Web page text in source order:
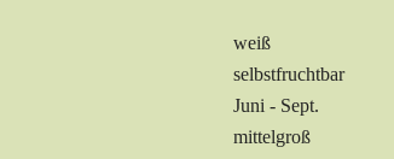
weiß
selbstfruchtbar
Juni - Sept.
mittelgroß